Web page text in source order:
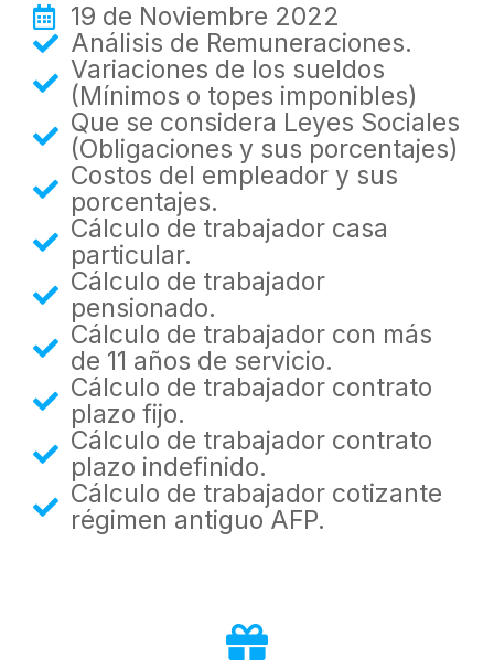
19 de Noviembre 2022
Análisis de Remuneraciones.
Variaciones de los sueldos
(Mínimos o topes imponibles)
Que se considera Leyes Sociales
(Obligaciones y sus porcentajes)
Costos del empleador y sus
porcentajes.
Cálculo de trabajador casa
particular.
Cálculo de trabajador
pensionado.
Cálculo de trabajador con más
de 11 años de servicio.
Cálculo de trabajador contrato
plazo fijo.
Cálculo de trabajador contrato
plazo indefinido.
Cálculo de trabajador cotizante
régimen antiguo AFP.